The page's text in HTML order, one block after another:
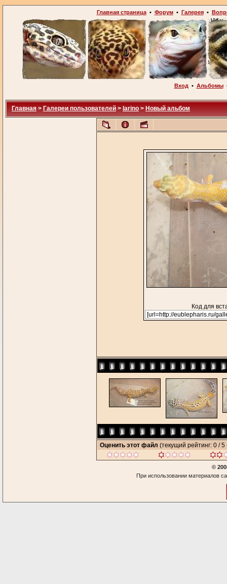
Главная страница• Форум• Галерея•
Вход • Альбомы
Главная > Галереи пользователей > larino > Новый альбом
Код для
Оценить этот файл (текущий рейтинг: 0 / 5
©
При использовании материалов